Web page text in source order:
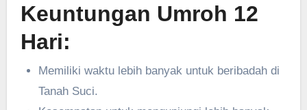
Keuntungan Umroh 12
Hari:
Memiliki waktu lebih banyak untuk beribadah di
Tanah Suci.